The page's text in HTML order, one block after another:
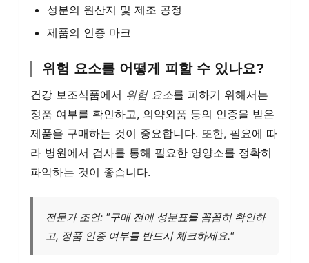
성분의 원산지 및 제조 공정
제품의 인증 마크
위험 요소를 어떻게 피할 수 있나요?
건강 보조식품에서 위험 요소를 피하기 위해서는
정품 여부를 확인하고, 의약외품 등의 인증을 받은
제품을 구매하는 것이 중요합니다. 또한, 필요에 따
라 병원에서 검사를 통해 필요한 영양소를 정확히
파악하는 것이 좋습니다.
전문가 조언: "구매 전에 성분표를 꼼꼼히 확인하
고, 정품 인증 여부를 반드시 체크하세요."